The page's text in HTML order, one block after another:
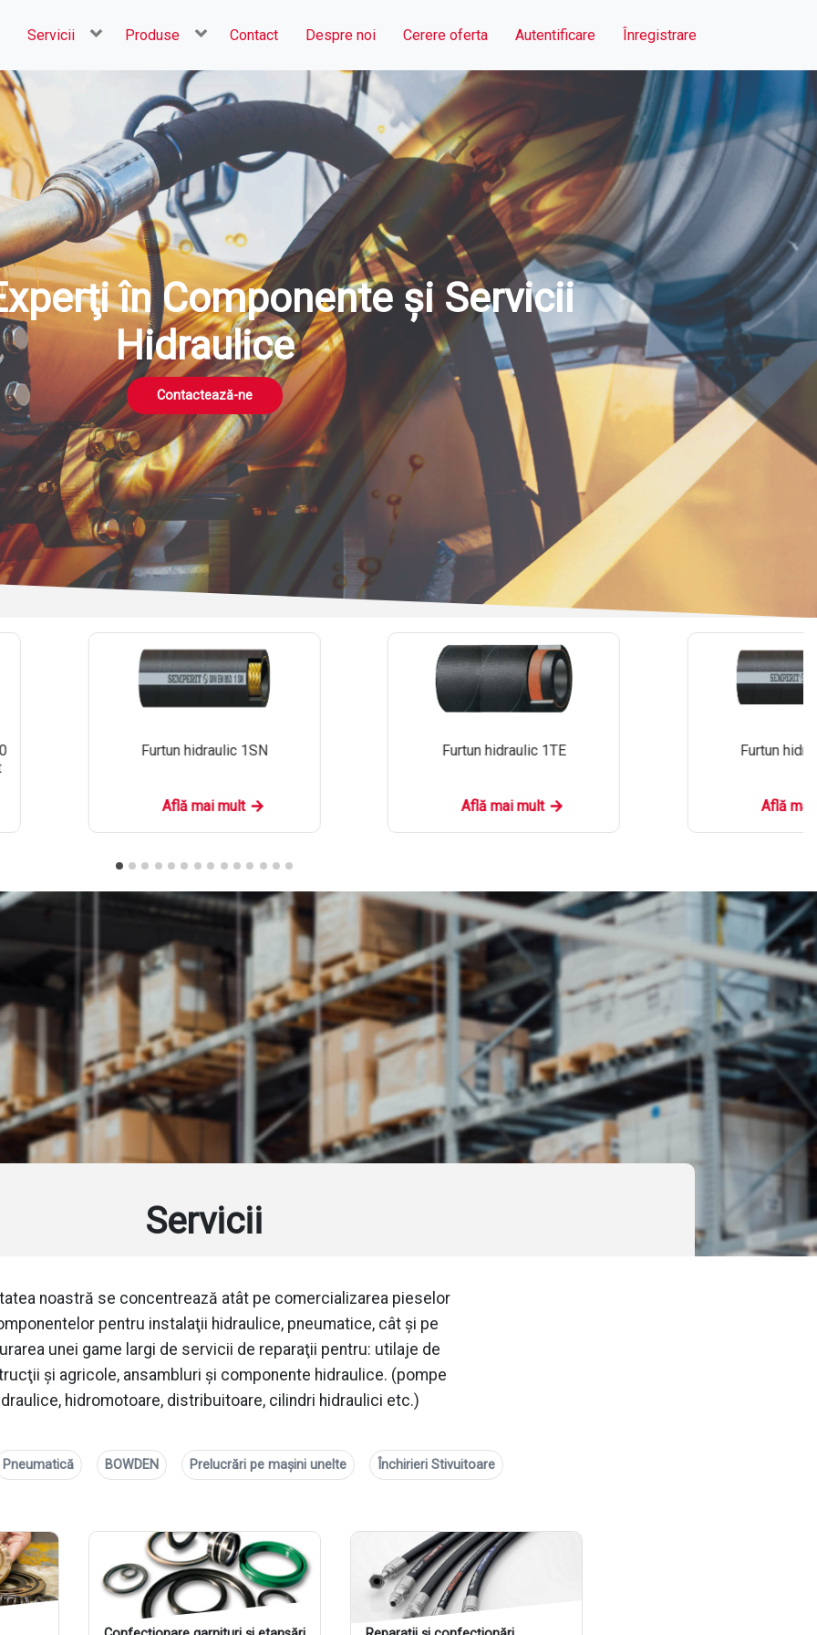
Servicii Produse Contact Despre noi Cerere oferta Autentificare Înregistrare
în Componente și Servicii
Hidraulice
Contactează-ne
Furtun hidraulic 1SN
Află mai mult
Furtun hidraulic 1TE
Află mai mult
Furtun
Află mai
noastră se concentrează atât pe comercializarea pieselor
pentru instalaţii hidraulice, pneumatice, cât şi pe
unei game largi de servicii de reparaţii pentru: utilaje de
și agricole, ansambluri şi componente hidraulice. (pompe
hidromotoare, distribuitoare, cilindri hidraulici etc.)
Pneumatică BOWDEN Prelucrări pe mașini unelte Închirieri Stivuitoare